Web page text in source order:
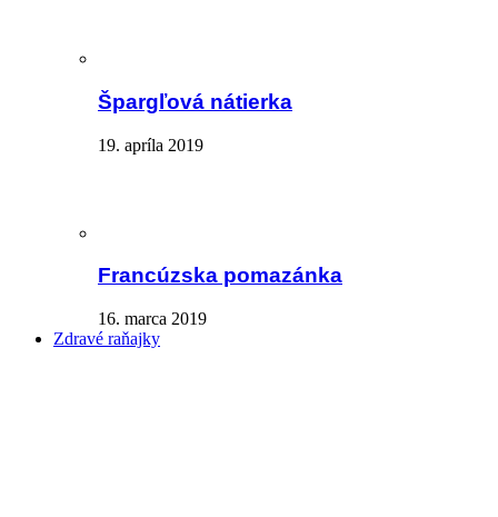
Špargľová nátierka
19. apríla 2019
Francúzska pomazánka
16. marca 2019
Zdravé raňajky